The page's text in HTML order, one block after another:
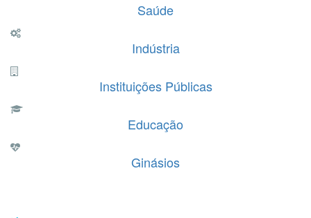
Saúde
Indústria
Instituições Públicas
Educação
Ginásios